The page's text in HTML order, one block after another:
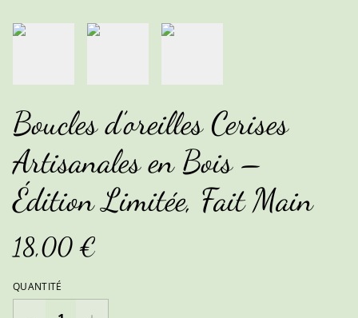
Boucles d’oreilles Cerises
Artisanales en Bois –
Édition Limitée, Fait Main
18,00 €
QUANTITÉ